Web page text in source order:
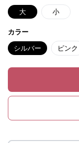
大 小
カラー
シルバー ピンク